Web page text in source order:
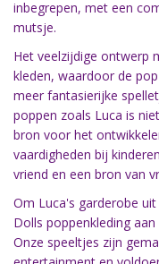
inbegrepen, met een
mutsje.
Het veelzijdige ontwerp
kleden, waardoor de
meer fantasierijke
poppen zoals Luca is
bron voor het
vaardigheden bij
vriend en een bron van
Om Luca's garderobe
Dolls poppenkleding
Onze speeltjes zijn